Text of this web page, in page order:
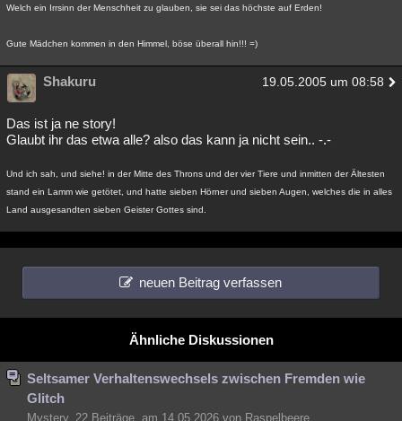
Welch ein Irrsinn der Menschheit zu glauben, sie sei das höchste auf Erden!
Gute Mädchen kommen in den Himmel, böse überall hin!!! =)
Shakuru 19.05.2005 um 08:58
Das ist ja ne story!
Glaubt ihr das etwa alle? also das kann ja nicht sein.. -.-
Und ich sah, und siehe! in der Mitte des Throns und der vier Tiere und inmitten der Ältesten
stand ein Lamm wie getötet, und hatte sieben Hörner und sieben Augen, welches die in alles
Land ausgesandten sieben Geister Gottes sind.
neuen Beitrag verfassen
Ähnliche Diskussionen
Seltsamer Verhaltenswechsels zwischen Fremden wie
Glitch
Mystery, 22 Beiträge, am 14.05.2026 von Raspelbeere